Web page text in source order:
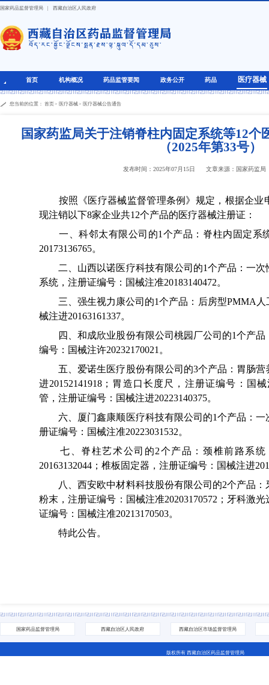
国家药品监督管理局 | 西藏自治区人民政府
首页 机构概况 药品监管要闻 政务公开 药品 医疗器械
您当前的位置： 首页> 医疗器械> 医疗器械公告通告
国家药监局关于注销脊柱内固定系统等12个
（2025年第33号）
发布时间：2025年07月15日 文章来源：国家药监局
按照《医疗器械监督管理条例》规定，根据企业
现注销以下8家企业共12个产品的医疗器械注册证：
一、科邻太有限公司的1个产品：脊柱内固定系
20173136765。
二、山西以诺医疗科技有限公司的1个产品：一次
系统，注册证编号：国械注准20183140472。
三、强生视力康公司的1个产品：后房型PMMA人
械注进20163161337。
四、和成欣业股份有限公司桃园厂公司的1个产品
编号：国械注许20232170021。
五、爱诺生医疗股份有限公司的3个产品：胃肠营
进20152141918；胃造口长度尺，注册证编号：国械
管，注册证编号：国械注进20223140375。
六、厦门鑫康顺医疗科技有限公司的1个产品：一
册证编号：国械注准20223031532。
七、脊柱艺术公司的2个产品：颈椎前路系统
20163132044；椎板固定器，注册证编号：国械注进
八、西安欧中材料科技股份有限公司的2个产品：
粉末，注册证编号：国械注准20203170572；牙科激
证编号：国械注准20213170503。
特此公告。
国家药品监督管理局 西藏自治区人民政府 西藏自治区市场监督管理局
版权所有 西藏自治区药品监督管理局